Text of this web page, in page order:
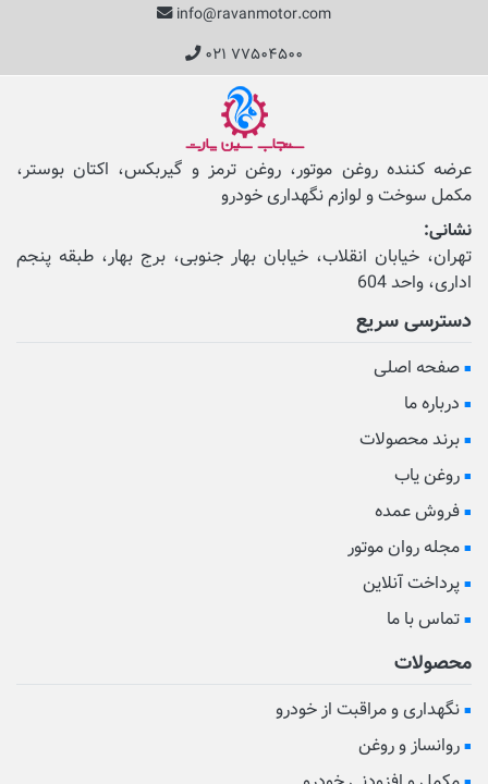
info@ravanmotor.com
۰۲۱ ۷۷۵۰۴۵۰۰
عرضه کننده روغن موتور، روغن ترمز و گیربکس، اکتان بوستر،
مکمل‌ سوخت و لوازم نگهداری خودرو
نشانی:
تهران، خیابان انقلاب، خیابان بهار جنوبی، برج بهار، طبقه پنجم
اداری، واحد 604
دسترسی سریع
صفحه اصلی
درباره ما
برند محصولات
روغن یاب
فروش عمده
مجله روان موتور
پرداخت آنلاین
تماس با ما
محصولات
نگهداری و مراقبت از خودرو
روانساز و روغن